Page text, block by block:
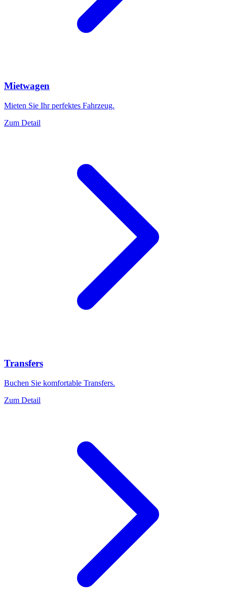
Mietwagen
Mieten Sie Ihr perfektes Fahrzeug.
Zum Detail
Transfers
Buchen Sie komfortable Transfers.
Zum Detail